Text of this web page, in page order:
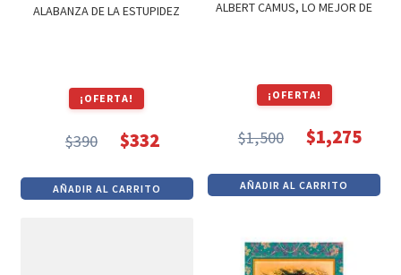
ALABANZA DE LA ESTUPIDEZ
¡OFERTA!
$390
precio
original
$332
precio
actual
AÑADIR AL CARRITO
ALBERT CAMUS, LO MEJOR DE
¡OFERTA!
$1,500
precio
original
$1,500.
$1,275
precio
actual
$1,275.
AÑADIR AL CARRITO